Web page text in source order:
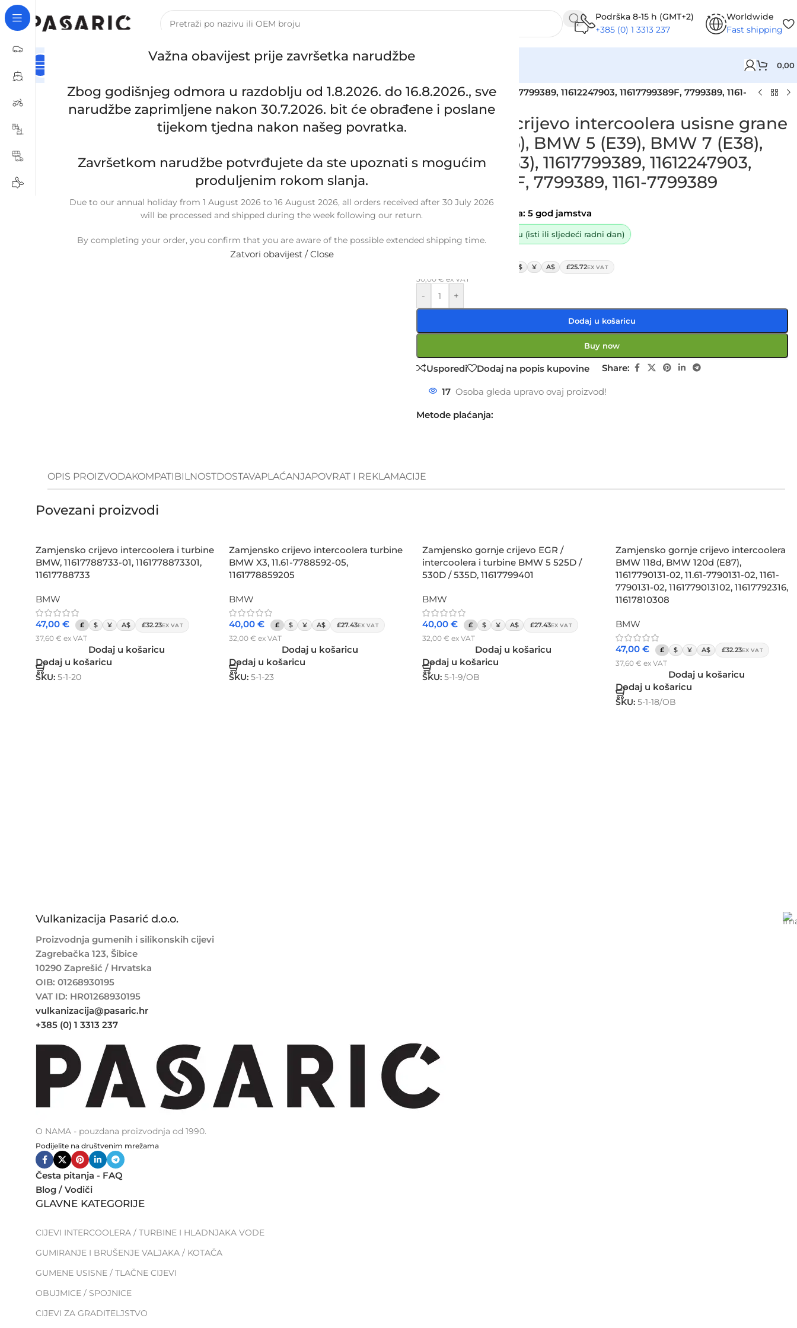
Važna obavijest prije završetka narudžbe
Zbog godišnjeg odmora u razdoblju od 1.8.2026. do 16.8.2026., sve
narudžbe zaprimljene nakon 30.7.2026. bit će obrađene i poslane
tijekom tjedna nakon našeg povratka.
Završetkom narudžbe potvrđujete da ste upoznati s mogućim
produljenim rokom slanja.
Due to our annual holiday from 1 August 2026 to 16 August 2026, all orders received after 30 July 2026
will be processed and shipped during the week following our return.
By completing your order, you confirm that you are aware of the possible extended shipping time.
Zatvori obavijest / Close
Podrška 8-15 h (GMT+2)
+385 (0) 1 3313 237
Worldwide
Fast shipping
Za Tvrtke I Obrte – B2B Registracija 0,00
Zamjensko crijevo intercoolera usisne grane BMW 3 (E46), BMW 5 (E39), BMW 7 (E38), BMW X5 (E53), 11617799389, 11612247903, 11617799389F, 7799389, 1161-
7799389
Click to enlarge
Zamjensko crijevo intercoolera usisne grane
BMW 3 (E46), BMW 5 (E39), BMW 7 (E38),
BMW X5 (E53), 11617799389, 11612247903,
11617799389F, 7799389, 1161-7799389
SKU: 5-1-10
Stanje:
Garancija: 5 god jamstva
Dostupno uz narudžbu (isti ili sljedeći radni dan)
$ ¥ A$ £25.72EX VAT
30,00 € ex VAT
- +
Dodaj u košaricu
Buy now
Usporedi Dodaj na popis kupovine Share:
17 Osoba gleda upravo ovaj proizvod!
Metode plaćanja:
OPIS PROIZVODAKOMPATIBILNOSTDOSTAVAPLAĆANJAPOVRAT I REKLAMACIJE
Povezani proizvodi
Zamjensko crijevo intercoolera i turbine
BMW, 11617788733-01, 1161778873301,
11617788733
BMW
47,00 € £ $ ¥ A$ £32.23EX VAT
37,60 € ex VAT
Dodaj u košaricu
Dodaj u košaricu
SKU: 5-1-20
Zamjensko crijevo intercoolera turbine
BMW X3, 11.61-7788592-05,
1161778859205
BMW
40,00 € £ $ ¥ A$ £27.43EX VAT
32,00 € ex VAT
Dodaj u košaricu
Dodaj u košaricu
SKU: 5-1-23
Zamjensko gornje crijevo EGR /
intercoolera i turbine BMW 5 525D /
530D / 535D, 11617799401
BMW
40,00 € £ $ ¥ A$ £27.43EX VAT
32,00 € ex VAT
Dodaj u košaricu
Dodaj u košaricu
SKU: 5-1-9/OB
Zamjensko gornje crijevo intercoolera
BMW 118d, BMW 120d (E87),
11617790131-02, 11.61-7790131-02, 1161-
7790131-02, 1161779013102, 11617792316,
11617810308
BMW
47,00 € £ $ ¥ A$ £32.23EX VAT
37,60 € ex VAT
Dodaj u košaricu
Dodaj u košaricu
SKU: 5-1-18/OB
Vulkanizacija Pasarić d.o.o.
Proizvodnja gumenih i silikonskih cijevi
Zagrebačka 123, Šibice
10290 Zaprešić / Hrvatska
OIB: 01268930195
VAT ID: HR01268930195
vulkanizacija@pasaric.hr
+385 (0) 1 3313 237
O NAMA - pouzdana proizvodnja od 1990.
Podijelite na društvenim mrežama
Česta pitanja - FAQ
Blog / Vodiči
GLAVNE KATEGORIJE
CIJEVI INTERCOOLERA / TURBINE I HLADNJAKA VODE
GUMIRANJE I BRUŠENJE VALJAKA / KOTAČA
GUMENE USISNE / TLAČNE CIJEVI
OBUJMICE / SPOJNICE
CIJEVI ZA GRADITELJSTVO